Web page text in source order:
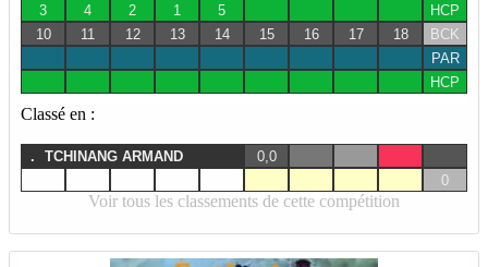
3 4 2 1 5
HCP
10
11 12 13 14 15 16 17 18
BCK
PAR
HCP
Classé en :
. TCHINANG ARMAND
0,0
0
Voir tous les classements de cette compétition